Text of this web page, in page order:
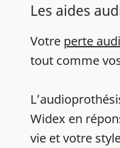
Les aides
Votre perte
tout comme
Widex en
vie et votre